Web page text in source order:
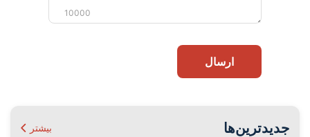
10000
ارسال
جدیدترین‌ها بیشتر